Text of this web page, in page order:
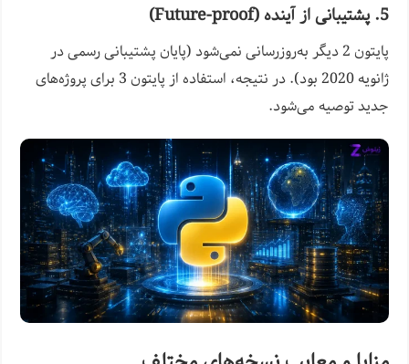
5. پشتیبانی از آینده (Future-proof)
پایتون 2 دیگر به‌روزرسانی نمی‌شود (پایان پشتیبانی رسمی در
ژانویه 2020 بود). در نتیجه، استفاده از پایتون 3 برای پروژه‌های
جدید توصیه می‌شود.